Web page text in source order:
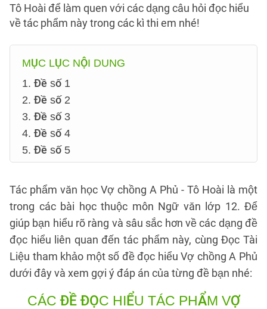
Tô Hoài để làm quen với các dạng câu hỏi đọc hiểu
về tác phẩm này trong các kì thi em nhé!
MỤC LỤC NỘI DUNG
1. Đề số 1
2. Đề số 2
3. Đề số 3
4. Đề số 4
5. Đề số 5
Tác phẩm văn học Vợ chồng A Phủ - Tô Hoài là một
trong các bài học thuộc môn Ngữ văn lớp 12. Để
giúp bạn hiểu rõ ràng và sâu sắc hơn về các dạng đề
đọc hiểu liên quan đến tác phẩm này, cùng Đọc Tài
Liệu tham khảo một số đề đọc hiểu Vợ chồng A Phủ
dưới đây và xem gợi ý đáp án của từng đề bạn nhé:
CÁC ĐỀ ĐỌC HIỂU TÁC PHẨM VỢ